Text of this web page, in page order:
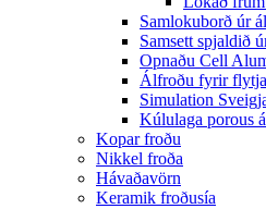
Samlokuborð úr
Samsett spjaldið
Opnaðu Cell
Álfroðu fyrir
Simulation
Kúlulaga porous
Kopar froðu
Nikkel froða
Hávaðavörn
Keramik froðusía